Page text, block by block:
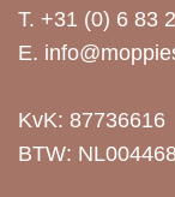
T. +31 (0) 6 83
E.
KvK: 87736616
BTW: